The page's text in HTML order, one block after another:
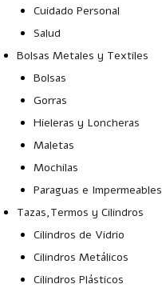
Cuidado Personal
Salud
Bolsas Metales y Textiles
Bolsas
Gorras
Hieleras y Loncheras
Maletas
Mochilas
Paraguas e Impermeables
Tazas,Termos y Cilindros
Cilindros de Vidrio
Cilindros Metálicos
Cilindros Plásticos